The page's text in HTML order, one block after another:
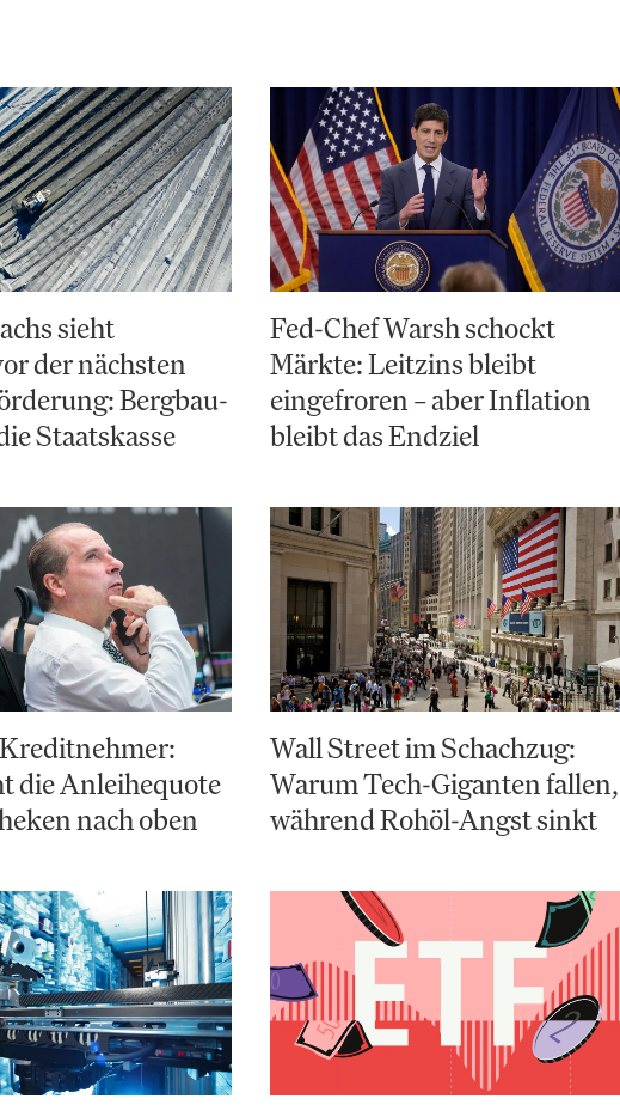
sieht
der nächsten
Bergbau-
Staatskasse
Fed-Chef Warsh schockt
Märkte: Leitzins bleibt
eingefroren – aber Inflation
bleibt das Endziel
die Anleihequote
nach oben
Wall Street im Schachzug:
Warum Tech-Giganten fallen,
während Rohöl-Angst sinkt